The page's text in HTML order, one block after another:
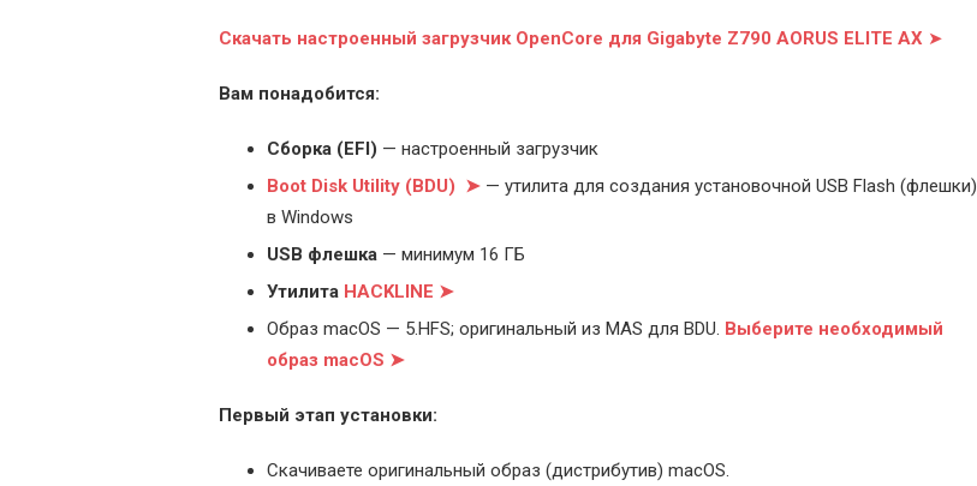
Скачать настроенный загрузчик OpenCore для Gigabyte Z790 AORUS ELITE AX ➤
Вам понадобится:
Cборка (EFI) — настроенный загрузчик
Boot Disk Utility (BDU) ➤ — утилита для создания установочной USB Flash (флешки)
в Windows
USB флешка — минимум 16 ГБ
Утилита HACKLINE ➤
Образ macOS — 5.HFS; оригинальный из MAS для BDU. Выберите необходимый
образ macOS ➤
Первый этап установки:
Скачиваете оригинальный образ (дистрибутив) macOS.